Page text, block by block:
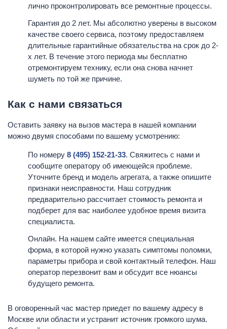
лично проконтролировать все ремонтные процессы.
Гарантия до 2 лет. Мы абсолютно уверены в высоком
качестве своего сервиса, поэтому предоставляем
длительные гарантийные обязательства на срок до 2-
х лет. В течение этого периода мы бесплатно
отремонтируем технику, если она снова начнет
шуметь по той же причине.
Как с нами связаться
Оставить заявку на вызов мастера в нашей компании
можно двумя способами по вашему усмотрению:
По номеру 8 (495) 152-21-33. Свяжитесь с нами и
сообщите оператору об имеющейся проблеме.
Уточните бренд и модель агрегата, а также опишите
признаки неисправности. Наш сотрудник
предварительно рассчитает стоимость ремонта и
подберет для вас наиболее удобное время визита
специалиста.
Онлайн. На нашем сайте имеется специальная
форма, в которой нужно указать симптомы поломки,
параметры прибора и свой контактный телефон. Наш
оператор перезвонит вам и обсудит все нюансы
будущего ремонта.
В оговоренный час мастер приедет по вашему адресу в
Москве или области и устранит источник громкого шума.